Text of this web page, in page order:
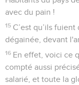
avec du pain !
15 C’est qu’ils
dégainée, devant
16 En effet, voici ce
compté aussi
salarié, et toute la